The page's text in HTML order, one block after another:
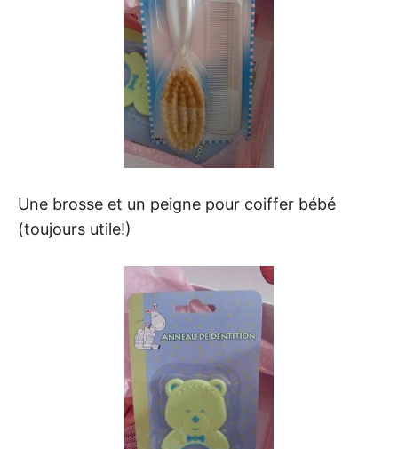
Une brosse et un peigne pour coiffer bébé
(toujours utile!)